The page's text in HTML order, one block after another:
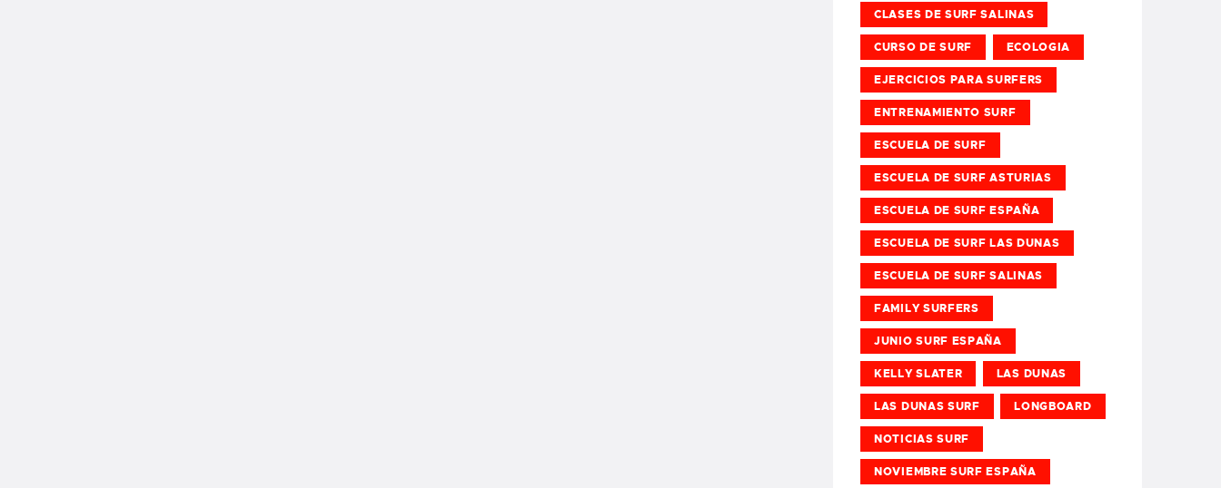
CLASES DE SURF SALINAS
CURSO DE SURF ECOLOGIA
EJERCICIOS PARA SURFERS
ENTRENAMIENTO SURF
ESCUELA DE SURF
ESCUELA DE SURF ASTURIAS
ESCUELA DE SURF ESPAÑA
ESCUELA DE SURF LAS DUNAS
ESCUELA DE SURF SALINAS
FAMILY SURFERS
JUNIO SURF ESPAÑA
KELLY SLATER LAS DUNAS
LAS DUNAS SURF LONGBOARD
NOTICIAS SURF
NOVIEMBRE SURF ESPAÑA